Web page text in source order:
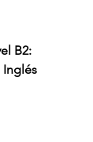
B2:
Inglés